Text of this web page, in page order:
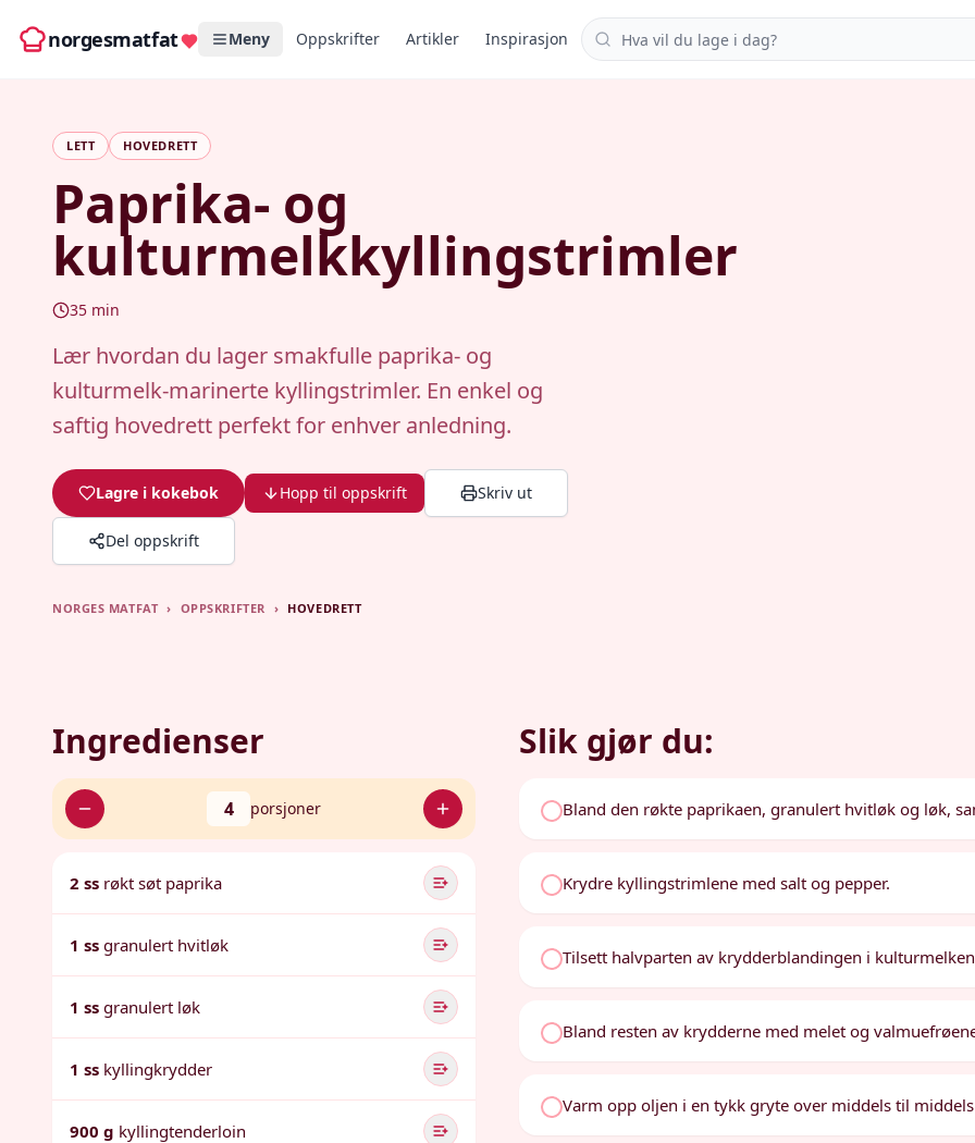
norgesmatfat Meny Oppskrifter Artikler Inspirasjon Søk i oppskrifter
LETT HOVEDRETT
Paprika- og
kulturmelkkyllingstrimler
35 min
Lær hvordan du lager smakfulle paprika- og
kulturmelk-marinerte kyllingstrimler. En enkel og
saftig hovedrett perfekt for enhver anledning.
Lagre i kokebok Hopp til oppskrift Skriv ut
Del oppskrift
NORGES MATFAT › OPPSKRIFTER › HOVEDRETT
Ingredienser
4 porsjoner
2 ss røkt søt paprika
1 ss granulert hvitløk
1 ss granulert løk
1 ss kyllingkrydder
900 g kyllingtenderloin
Slik gjør du:
Bland den røkte paprikaen, granulert hvitløk og løk,
Krydre kyllingstrimlene med salt og pepper.
Tilsett halvparten av krydderblandingen i
Bland resten av krydderne med melet og
Varm opp oljen i en tykk gryte over middels til middels